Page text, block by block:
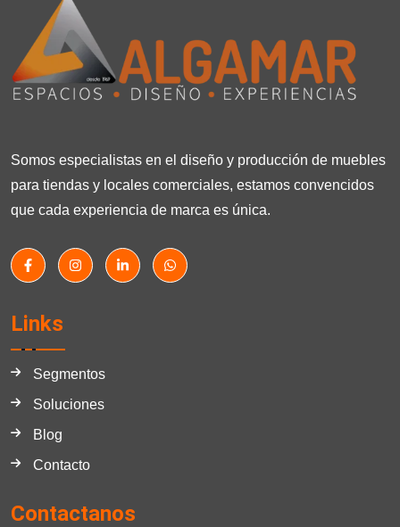
Somos especialistas en el diseño y producción de muebles
para tiendas y locales comerciales, estamos convencidos
que cada experiencia de marca es única.
Links
Segmentos
Soluciones
Blog
Contacto
Contactanos